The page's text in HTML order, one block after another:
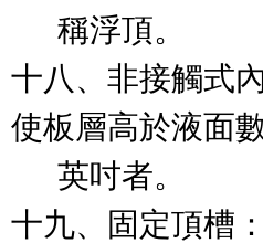
稱浮頂。
十八、非接觸式
使板層高於液面
英吋者。
十九、固定頂槽